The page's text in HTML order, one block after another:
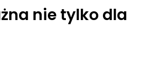
nie tylko dla